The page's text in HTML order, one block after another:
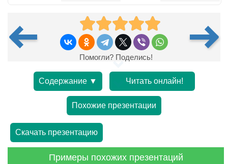
Помогли? Поделись!
Содержание ▼ Читать онлайн!
Похожие презентации
Скачать презентацию
Примеры похожих презентаций